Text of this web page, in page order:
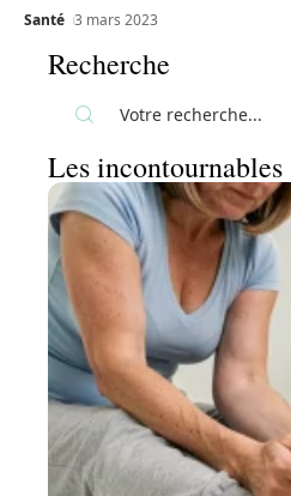
Santé 3 mars 2023
Recherche
Les incontournables